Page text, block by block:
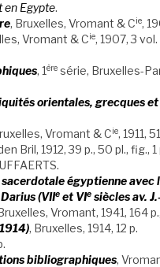
en Egypte.
, Bruxelles, Vromant & Cie,
Vromant & Cie, 1907, 3 vol.
, 1èresérie, Bruxelles-
orientales, grecques
Vromant & Cie, 1911,
Bril, 1912, 39 p., 50 pl., fig., 1
égyptienne avec
(VIIeet VIesiècles av.
Vromant, 1941, 164
, Bruxelles, 1914, 12 p.
bibliographiques,